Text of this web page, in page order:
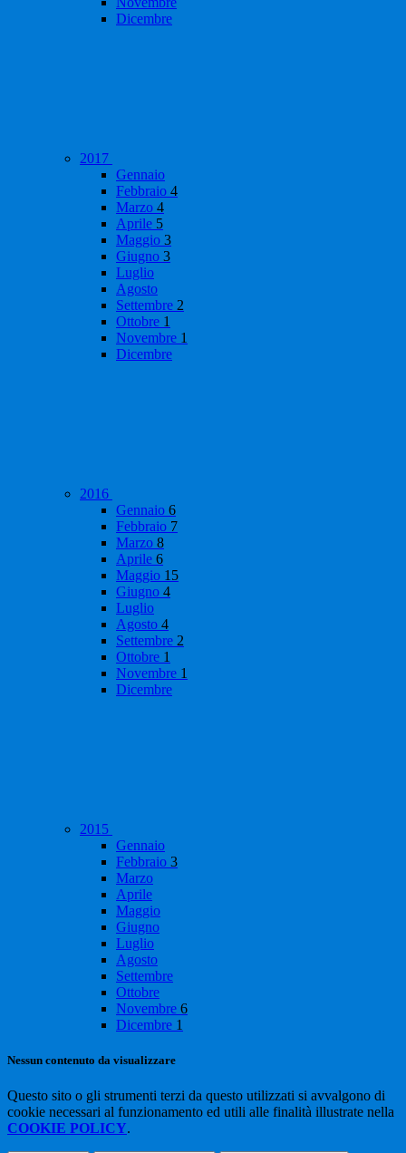
Dicembre
2017
Gennaio
Febbraio 4
Marzo 4
Aprile 5
Maggio 3
Giugno 3
Luglio
Agosto
Settembre 2
Ottobre 1
Novembre 1
Dicembre
2016
Gennaio 6
Febbraio 7
Marzo 8
Aprile 6
Maggio 15
Giugno 4
Luglio
Agosto 4
Settembre 2
Ottobre 1
Novembre 1
Dicembre
2015
Gennaio
Febbraio 3
Marzo
Aprile
Maggio
Giugno
Luglio
Agosto
Settembre
Ottobre
Novembre 6
Dicembre 1
Nessun contenuto da visualizzare
Questo sito o gli strumenti terzi da questo utilizzati si avvalgono di
cookie necessari al funzionamento ed utili alle finalità illustrate nella
COOKIE POLICY.